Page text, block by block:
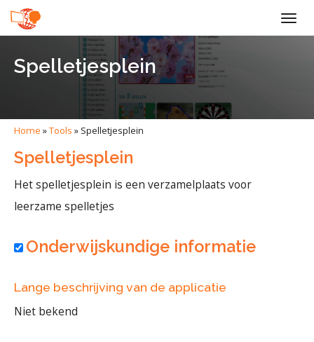
Spelletjesplein
Home »Tools » Spelletjesplein
Spelletjesplein
Het spelletjesplein is een verzamelplaats voor
leerzame spelletjes
Onderwijskundige informatie
Lange beschrijving van de applicatie
Niet bekend